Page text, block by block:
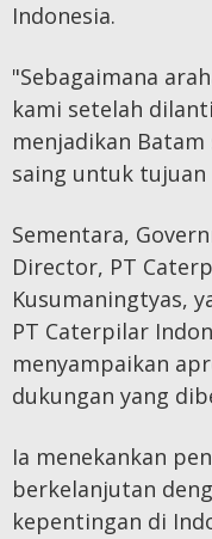
Indonesia.
"Sebagaimana
kami setelah
menjadikan Batam
saing untuk tujuan
Sementara,
Director, PT
Kusumaningtyas,
PT Caterpilar
menyampaikan
dukungan yang
Ia menekankan
berkelanjutan
kepentingan di